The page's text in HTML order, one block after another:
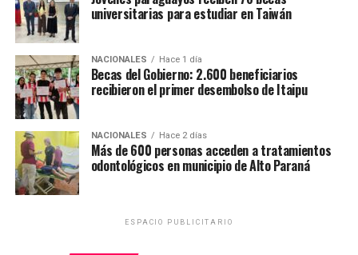
entre la Dirección Nacional de Salud Bucodental del
Ministerio de Salud Pública con profesionales del Centro
de Salud de Juan E. O’Leary de la Décima Región
Sanitaria – Alto Paraná, la Universidad de Valencia
(España), Uninorte y la Municipalidad de Juan E. O’Leary,
instituciones que unieron esfuerzos para acercar
prestaciones odontológicas a la población.
universitarias para estudiar en Taiwán
NACIONALES Hace 1 día
Becas del Gobierno: 2.600 beneficiarios
recibieron el primer desembolso de Itaipu
NACIONALES Hace 2 días
Más de 600 personas acceden a tratamientos
odontológicos en municipio de Alto Paraná
ESPACIO PUBLICITARIO